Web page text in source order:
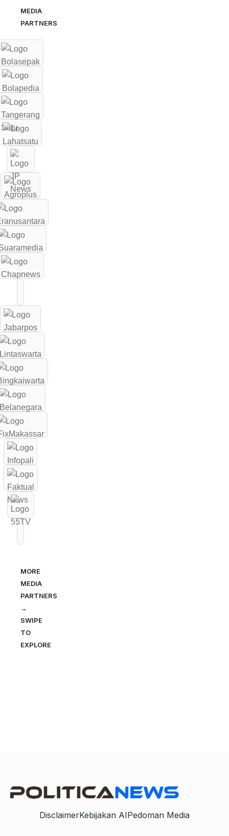
MEDIA
PARTNERS
MORE
MEDIA
PARTNERS
→
SWIPE
TO
EXPLORE
DisclaimerKebijakan AIPedoman Media